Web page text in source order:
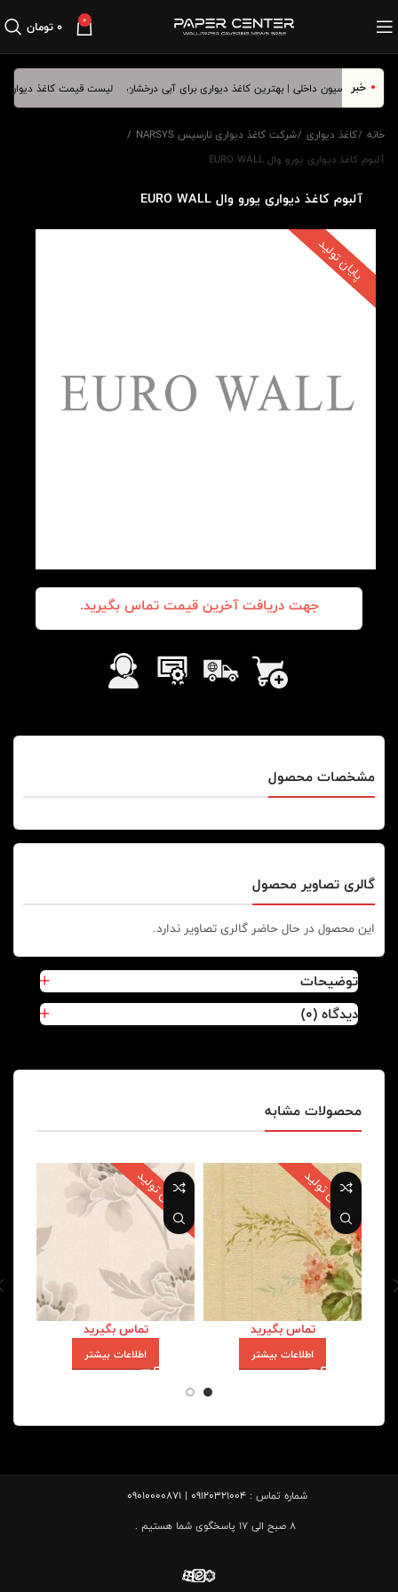
0 ۰تومان
خبر لیست قیمت کاغذ دیواری
خانه کاغذ دیواری شرکت کاغذ دیواری نارسیس NARSYS
آلبوم کاغذ دیواری یورو وال EURO WALL
آلبوم کاغذ دیواری یورو وال EURO WALL
پایان تولید
جهت دریافت آخرین قیمت تماس بگیرید.
مشخصات محصول
گالری تصاویر محصول
این محصول در حال حاضر گالری تصاویر ندارد.
توضیحات
دیدگاه (0)
محصولات مشابه
پایان تولید
تماس بگیرید
اطلاعات بیشتر
پایان تولید
تماس بگیرید
اطلاعات بیشتر
شماره تماس : 09120321004 | 09010000871